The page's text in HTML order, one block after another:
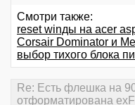
Смотри также:
reset winды на acer
Corsair Dominator и
выбор тихого блока
Re: Есть флешка на
отформатирована